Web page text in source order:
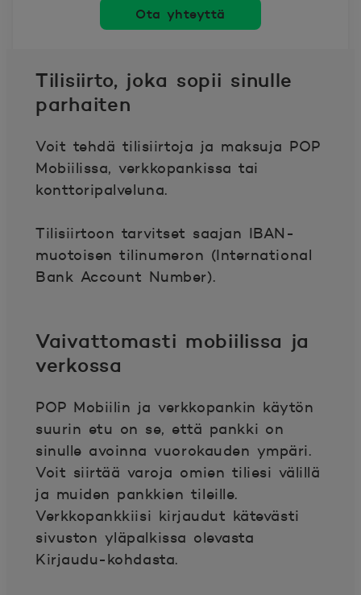
Ota yhteyttä
Tilisiirto, joka sopii sinulle
parhaiten
Voit tehdä tilisiirtoja ja maksuja POP
Mobiilissa, verkkopankissa tai
konttoripalveluna.
Tilisiirtoon tarvitset saajan IBAN-
muotoisen tilinumeron (International
Bank Account Number).
Vaivattomasti mobiilissa ja
verkossa
POP Mobiilin ja verkkopankin käytön
suurin etu on se, että pankki on
sinulle avoinna vuorokauden ympäri.
Voit siirtää varoja omien tiliesi välillä
ja muiden pankkien tileille.
Verkkopankkiisi kirjaudut kätevästi
sivuston yläpalkissa olevasta
Kirjaudu-kohdasta.